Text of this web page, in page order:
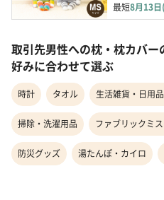
最短8月13
取引先男性への枕・枕カバ
好みに合わせて選ぶ
時計 タオル 生活雑貨・日用
掃除・洗濯用品 ファブリックミ
防災グッズ 湯たんぽ・カイロ